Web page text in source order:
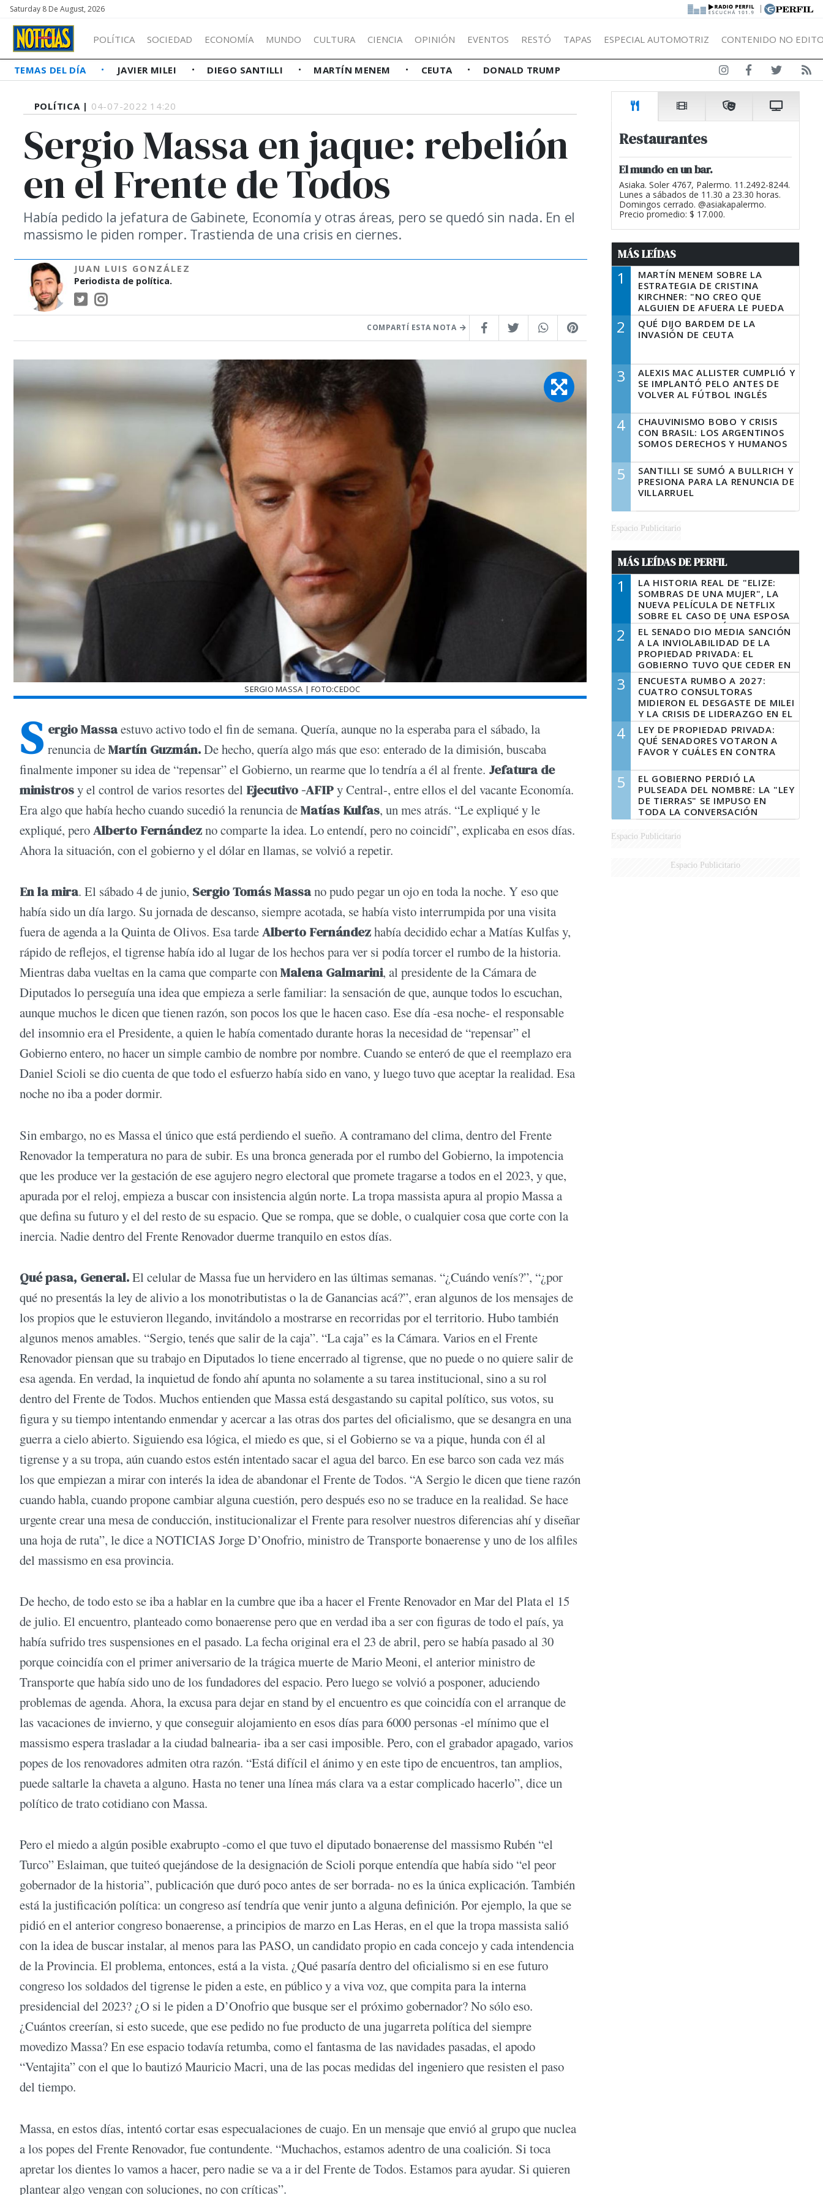
Saturday 8 De August, 2026 |
POLÍTICA SOCIEDAD ECONOMÍA MUNDO CULTURA CIENCIA OPINIÓN EVENTOS RESTÓ TAPAS ESPECIAL AUTOMOTRIZ CONTENIDO NO
TEMAS DEL DÍA JAVIER MILEI DIEGO SANTILLI MARTÍN MENEM CEUTA DONALD TRUMP
POLÍTICA | 04-07-2022 14:20
Sergio Massa en jaque: rebelión
en el Frente de Todos
Había pedido la jefatura de Gabinete, Economía y otras áreas, pero se quedó sin nada. En el
massismo le piden romper. Trastienda de una crisis en ciernes.
JUAN LUIS GONZÁLEZ
Periodista de política.
COMPARTÍ ESTA NOTA
SERGIO MASSA | FOTO:CEDOC
S ergio Massaestuvo activo todo el fin de semana. Quería, aunque no la esperaba para el sábado, la
renuncia deMartín Guzmán.De hecho, quería algo más que eso: enterado de la dimisión, buscaba
finalmente imponer su idea de “repensar” el Gobierno, un rearme que lo tendría a él al frente. Jefatura de
ministrosy el control de varios resortes del Ejecutivo -AFIPy Central-, entre ellos el del vacante Economía.
Era algo que había hecho cuando sucedió la renuncia deMatías Kulfas, un mes atrás. “Le expliqué y le
expliqué, peroAlberto Fernándezno comparte la idea. Lo entendí, pero no coincidí”, explicaba en esos días.
Ahora la situación, con el gobierno y el dólar en llamas, se volvió a repetir.
En la mira. El sábado 4 de junio, Sergio Tomás Massano pudo pegar un ojo en toda la noche. Y eso que
había sido un día largo. Su jornada de descanso, siempre acotada, se había visto interrumpida por una visita
fuera de agenda a la Quinta de Olivos. Esa tardeAlberto Fernándezhabía decidido echar a Matías Kulfas y,
rápido de reflejos, el tigrense había ido al lugar de los hechos para ver si podía torcer el rumbo de la historia.
Mientras daba vueltas en la cama que comparte conMalena Galmarini, al presidente de la Cámara de
Diputados lo perseguía una idea que empieza a serle familiar: la sensación de que, aunque todos lo escuchan,
aunque muchos le dicen que tienen razón, son pocos los que le hacen caso. Ese día -esa noche- el responsable
del insomnio era el Presidente, a quien le había comentado durante horas la necesidad de “repensar” el
Gobierno entero, no hacer un simple cambio de nombre por nombre. Cuando se enteró de que el reemplazo era
Daniel Scioli se dio cuenta de que todo el esfuerzo había sido en vano, y luego tuvo que aceptar la realidad. Esa
noche no iba a poder dormir.
Sin embargo, no es Massa el único que está perdiendo el sueño. A contramano del clima, dentro del Frente
Renovador la temperatura no para de subir. Es una bronca generada por el rumbo del Gobierno, la impotencia
que les produce ver la gestación de ese agujero negro electoral que promete tragarse a todos en el 2023, y que,
apurada por el reloj, empieza a buscar con insistencia algún norte. La tropa massista apura al propio Massa a
que defina su futuro y el del resto de su espacio. Que se rompa, que se doble, o cualquier cosa que corte con la
inercia. Nadie dentro del Frente Renovador duerme tranquilo en estos días.
Qué pasa, General.El celular de Massa fue un hervidero en las últimas semanas. “¿Cuándo venís?”, “¿por
qué no presentás la ley de alivio a los monotributistas o la de Ganancias acá?”, eran algunos de los mensajes de
los propios que le estuvieron llegando, invitándolo a mostrarse en recorridas por el territorio. Hubo también
algunos menos amables. “Sergio, tenés que salir de la caja”. “La caja” es la Cámara. Varios en el Frente
Renovador piensan que su trabajo en Diputados lo tiene encerrado al tigrense, que no puede o no quiere salir de
esa agenda. En verdad, la inquietud de fondo ahí apunta no solamente a su tarea institucional, sino a su rol
dentro del Frente de Todos. Muchos entienden que Massa está desgastando su capital político, sus votos, su
figura y su tiempo intentando enmendar y acercar a las otras dos partes del oficialismo, que se desangra en una
guerra a cielo abierto. Siguiendo esa lógica, el miedo es que, si el Gobierno se va a pique, hunda con él al
tigrense y a su tropa, aún cuando estos estén intentado sacar el agua del barco. En ese barco son cada vez más
los que empiezan a mirar con interés la idea de abandonar el Frente de Todos. “A Sergio le dicen que tiene razón
cuando habla, cuando propone cambiar alguna cuestión, pero después eso no se traduce en la realidad. Se hace
urgente crear una mesa de conducción, institucionalizar el Frente para resolver nuestros diferencias ahí y diseñar
una hoja de ruta”, le dice a NOTICIAS Jorge D’Onofrio, ministro de Transporte bonaerense y uno de los alfiles
del massismo en esa provincia.
De hecho, de todo esto se iba a hablar en la cumbre que iba a hacer el Frente Renovador en Mar del Plata el 15
de julio. El encuentro, planteado como bonaerense pero que en verdad iba a ser con figuras de todo el país, ya
había sufrido tres suspensiones en el pasado. La fecha original era el 23 de abril, pero se había pasado al 30
porque coincidía con el primer aniversario de la trágica muerte de Mario Meoni, el anterior ministro de
Transporte que había sido uno de los fundadores del espacio. Pero luego se volvió a posponer, aduciendo
problemas de agenda. Ahora, la excusa para dejar en stand by el encuentro es que coincidía con el arranque de
las vacaciones de invierno, y que conseguir alojamiento en esos días para 6000 personas -el mínimo que el
massismo espera trasladar a la ciudad balnearia- iba a ser casi imposible. Pero, con el grabador apagado, varios
popes de los renovadores admiten otra razón. “Está difícil el ánimo y en este tipo de encuentros, tan amplios,
puede saltarle la chaveta a alguno. Hasta no tener una línea más clara va a estar complicado hacerlo”, dice un
político de trato cotidiano con Massa.
Pero el miedo a algún posible exabrupto -como el que tuvo el diputado bonaerense del massismo Rubén “el
Turco” Eslaiman, que tuiteó quejándose de la designación de Scioli porque entendía que había sido “el peor
gobernador de la historia”, publicación que duró poco antes de ser borrada- no es la única explicación. También
está la justificación política: un congreso así tendría que venir junto a alguna definición. Por ejemplo, la que se
pidió en el anterior congreso bonaerense, a principios de marzo en Las Heras, en el que la tropa massista salió
con la idea de buscar instalar, al menos para las PASO, un candidato propio en cada concejo y cada intendencia
de la Provincia. El problema, entonces, está a la vista. ¿Qué pasaría dentro del oficialismo si en ese futuro
congreso los soldados del tigrense le piden a este, en público y a viva voz, que compita para la interna
presidencial del 2023? ¿O si le piden a D’Onofrio que busque ser el próximo gobernador? No sólo eso.
¿Cuántos creerían, si esto sucede, que ese pedido no fue producto de una jugarreta política del siempre
movedizo Massa? En ese espacio todavía retumba, como el fantasma de las navidades pasadas, el apodo
“Ventajita” con el que lo bautizó Mauricio Macri, una de las pocas medidas del ingeniero que resisten el paso
del tiempo.
Massa, en estos días, intentó cortar esas especualaciones de cuajo. En un mensaje que envió al grupo que nuclea
a los popes del Frente Renovador, fue contundente. “Muchachos, estamos adentro de una coalición. Si toca
apretar los dientes lo vamos a hacer, pero nadie se va a ir del Frente de Todos. Estamos para ayudar. Si quieren
plantear algo vengan con soluciones, no con críticas”.
Restaurantes
El mundo en un bar.
Asiaka. Soler 4767, Palermo. 11.2492-8244.
Lunes a sábados de 11.30 a 23.30 horas.
Domingos cerrado. @asiakapalermo.
Precio promedio: $ 17.000.
MÁS LEÍDAS
1
MARTÍN MENEM SOBRE LA
ESTRATEGIA DE CRISTINA
KIRCHNER: "NO CREO QUE
ALGUIEN DE AFUERA LE PUEDA
DECIR A LA JUSTICIA LO QUE
TIENE QUE HACER"
2
QUÉ DIJO BARDEM DE LA
INVASIÓN DE CEUTA
3
ALEXIS MAC ALLISTER CUMPLIÓ Y
SE IMPLANTÓ PELO ANTES DE
VOLVER AL FÚTBOL INGLÉS
4
CHAUVINISMO BOBO Y CRISIS
CON BRASIL: LOS ARGENTINOS
SOMOS DERECHOS Y HUMANOS
5
SANTILLI SE SUMÓ A BULLRICH Y
PRESIONA PARA LA RENUNCIA DE
VILLARRUEL
Espacio Publicitario
MÁS LEÍDAS DE PERFIL
1
LA HISTORIA REAL DE "ELIZE:
SOMBRAS DE UNA MUJER", LA
NUEVA PELÍCULA DE NETFLIX
SOBRE EL CASO DE UNA ESPOSA
QUE DESCUARTIZÓ A SU
MARIDO
2
EL SENADO DIO MEDIA SANCIÓN
A LA INVIOLABILIDAD DE LA
PROPIEDAD PRIVADA: EL
GOBIERNO TUVO QUE CEDER EN
LA LEY DEL MANEJO DEL FUEGO
3
ENCUESTA RUMBO A 2027:
CUATRO CONSULTORAS
MIDIERON EL DESGASTE DE MILEI
Y LA CRISIS DE LIDERAZGO EN EL
PERONISMO
4
LEY DE PROPIEDAD PRIVADA:
QUÉ SENADORES VOTARON A
FAVOR Y CUÁLES EN CONTRA
5
EL GOBIERNO PERDIÓ LA
PULSEADA DEL NOMBRE: LA "LEY
DE TIERRAS" SE IMPUSO EN
TODA LA CONVERSACIÓN
DIGITAL
Espacio Publicitario
Espacio Publicitario